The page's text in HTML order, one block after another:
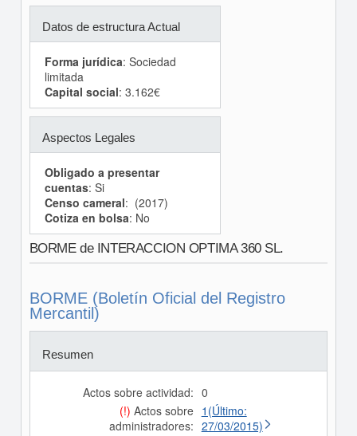
Datos de estructura Actual
Forma jurídica: Sociedad
limitada
Capital social: 3.162€
Aspectos Legales
Obligado a presentar
cuentas: Si
Censo cameral: (2017)
Cotiza en bolsa: No
BORME de INTERACCION OPTIMA 360 SL.
BORME (Boletín Oficial del Registro
Mercantil)
Resumen
Actos sobre actividad: 0
(!) Actos sobre
administradores:
1(Último:
27/03/2015)